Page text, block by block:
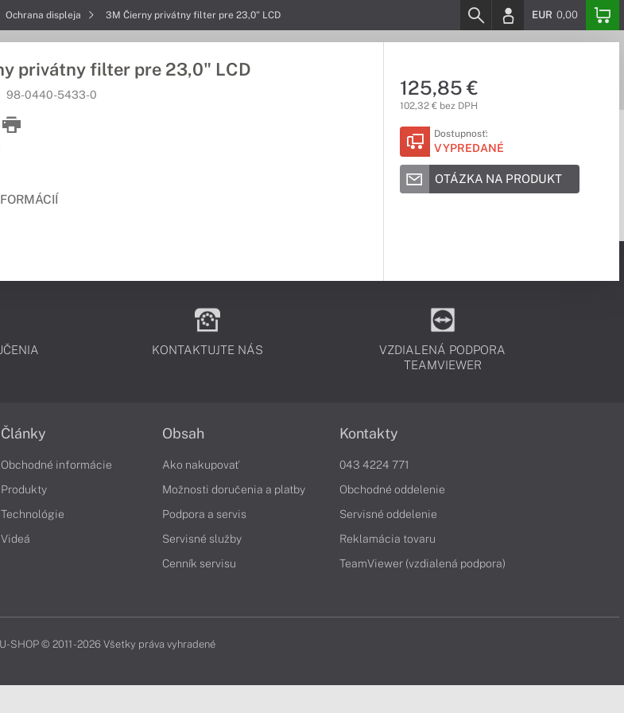
Ochrana displeja 3M Čierny privátny filter pre 23,0" LCD EUR 0,00
privátny filter pre 23,0" LCD
98-0440-5433-0 125,85 €
102,32 € bez DPH
Dostupnosť:
VYPREDANÉ
OTÁZKA NA PRODUKT
KONTAKTUJTE NÁS
VZDIALENÁ PODPORA
TEAMVIEWER
Články
Obchodné informácie
Produkty
Technológie
Videá
Obsah
Ako nakupovať
Možnosti doručenia a platby
Podpora a servis
Servisné služby
Cenník servisu
Kontakty
043 4224 771
Obchodné oddelenie
Servisné oddelenie
Reklamácia tovaru
TeamViewer (vzdialená podpora)
SHOP © 2011 - 2026 Všetky práva vyhradené